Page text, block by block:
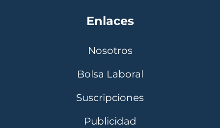
Enlaces
Nosotros
Bolsa Laboral
Suscripciones
Publicidad